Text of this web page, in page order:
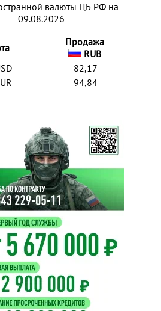
валюты ЦБ РФ на
09.08.2026
Продажа
RUB
82,17
94,84